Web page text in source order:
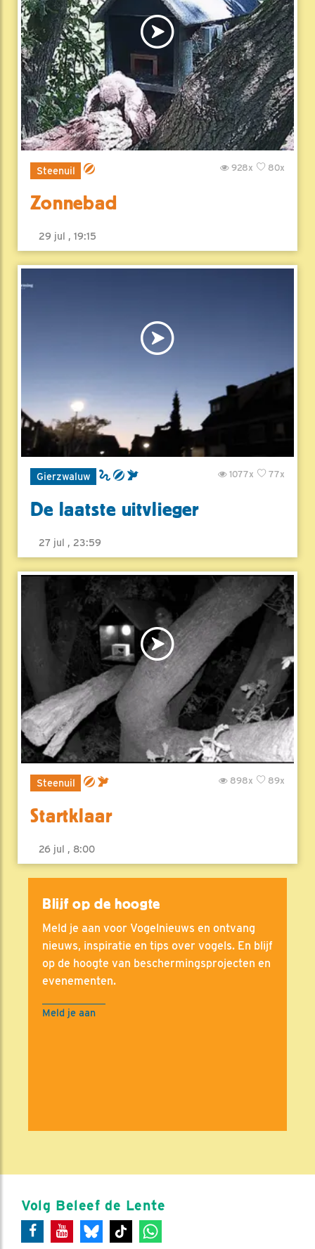
Steenuil 80x
928x
Zonnebad
29 jul , 19:15
Gierzwaluw 77x
1077x
De laatste uitvlieger
27 jul , 23:59
Steenuil 89x
898x
Startklaar
26 jul , 8:00
Blijf op de hoogte
Meld je aan voor Vogelnieuws en ontvang
nieuws, inspiratie en tips over vogels. En blijf
op de hoogte van beschermingsprojecten en
evenementen.
Meld je aan
Volg Beleef de Lente